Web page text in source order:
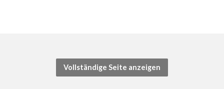
Vollständige Seite anzeigen